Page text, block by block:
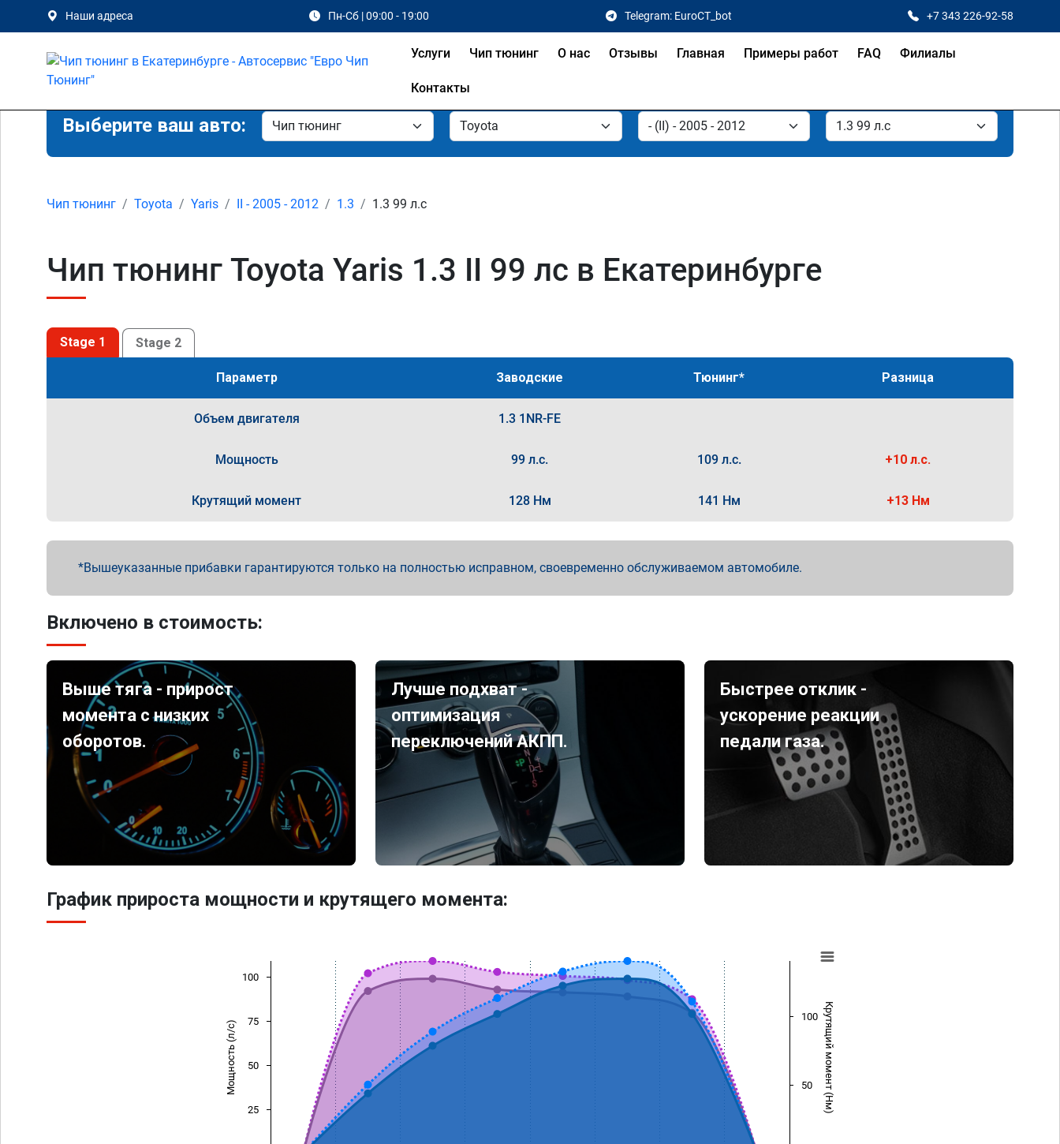
Наши адреса Пн-Сб | 09:00 - 19:00 Telegram: EuroCT_bot +7 343 226-92-58
Услуги Чип тюнинг О нас Отзывы Главная Примеры работ FAQ Филиалы
Контакты
Выберите ваш авто:
Чип тюнинг Toyota Yaris II - 2005 - 2012 1.3 1.3 99 л.с
Чип тюнинг Toyota Yaris 1.3 II 99 лс в Екатеринбурге
Stage 1 Stage 2
Параметр Заводские Тюнинг* Разница
Объем двигателя 1.3 1NR-FE
Мощность 99 л.с. 109 л.с. +10 л.с.
Крутящий момент 128 Нм 141 Нм +13 Нм
Вышеуказанные прибавки гарантируются только на полностью исправном, своевременно обслуживаемом автомобиле.
Включено в стоимость:
Выше тяга - прирост
момента с низких
оборотов.
Лучше подхват -
оптимизация
переключений АКПП.
Быстрее отклик -
ускорение реакции
педали газа.
График прироста мощности и крутящего момента:
Мощность (л/с) Крутящий момент (Нм)
25
50
75
100
50
100